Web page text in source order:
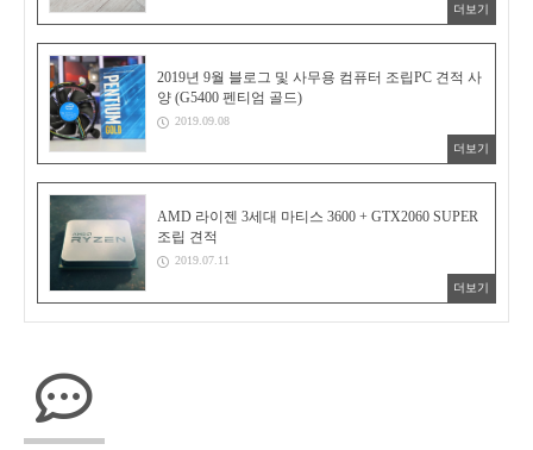
더보기
2019년 9월 블로그 및 사무용 컴퓨터 조립PC 견적 사
양 (G5400 펜티엄 골드)
2019.09.08
더보기
AMD 라이젠 3세대 마티스 3600 + GTX2060 SUPER
조립 견적
2019.07.11
더보기